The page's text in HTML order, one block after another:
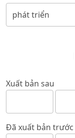
Xuất bản sau
Đã xuất bản trước